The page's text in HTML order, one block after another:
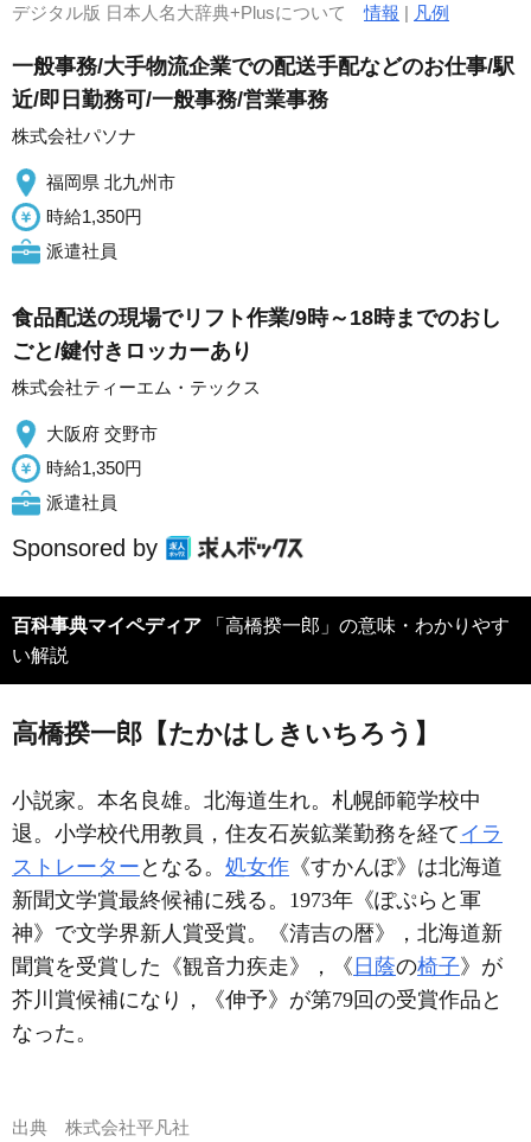
デジタル版 日本人名大辞典+Plusについて情報 | 凡例
一般事務/大手物流企業での配送手配などのお仕事/駅
近/即日勤務可/一般事務/営業事務
株式会社パソナ
福岡県 北九州市
時給1,350円
派遣社員
食品配送の現場でリフト作業/9時～18時までのおし
ごと/鍵付きロッカーあり
株式会社ティーエム・テックス
大阪府 交野市
時給1,350円
派遣社員
Sponsored by
百科事典マイペディア 「高橋揆一郎」の意味・わかりやす
い解説
高橋揆一郎【たかはしきいちろう】
小説家。本名良雄。北海道生れ。札幌師範学校中
退。小学校代用教員，住友石炭鉱業勤務を経て イラ
ストレーター となる。 処女作 《すかんぽ》は北海道
新聞文学賞最終候補に残る。1973年《ぽぷらと軍
神》で文学界新人賞受賞。《清吉の暦》，北海道新
聞賞を受賞した《観音力疾走》，《 日蔭の椅子》が
芥川賞候補になり，《伸予》が第79回の受賞作品と
なった。
出典 株式会社平凡社